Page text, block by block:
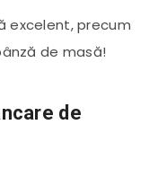
excelent, precum
de masă!
de